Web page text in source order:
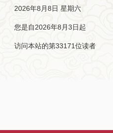
2026年8月8日 星期六
您是自2026年8月3日起
访问本站的第33171位读者